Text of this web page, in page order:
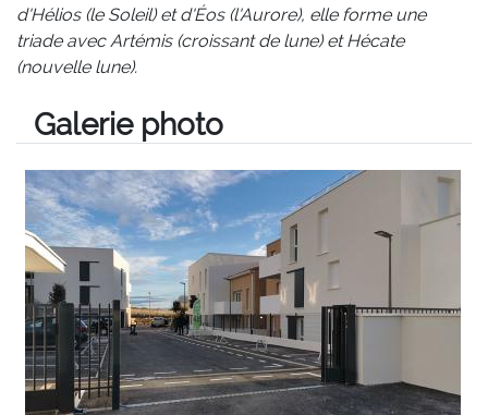
d'Hélios (le Soleil) et d'Éos (l'Aurore), elle forme une
triade avec Artémis (croissant de lune) et Hécate
(nouvelle lune).
Galerie photo